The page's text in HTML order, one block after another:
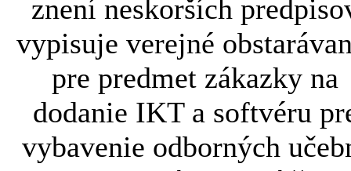
znení neskorších
vypisuje verejné
pre predmet zákazky na
dodanie IKT a softvéru
vybavenie odborných